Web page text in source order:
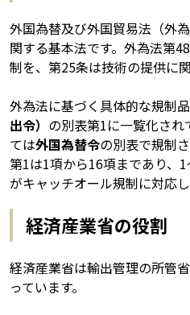
外国為替及び外国貿易法（外
関する基本法です。外為法第
制を、第25条は技術の提供に
外為法に基づく具体的な規制品
出令） の別表第1に一覧化され
ては外国為替令の別表で規制
第1は1項から16項まであり、
がキャッチオール規制に対応し
経済産業省の役割
経済産業省は輸出管理の所管
っています。